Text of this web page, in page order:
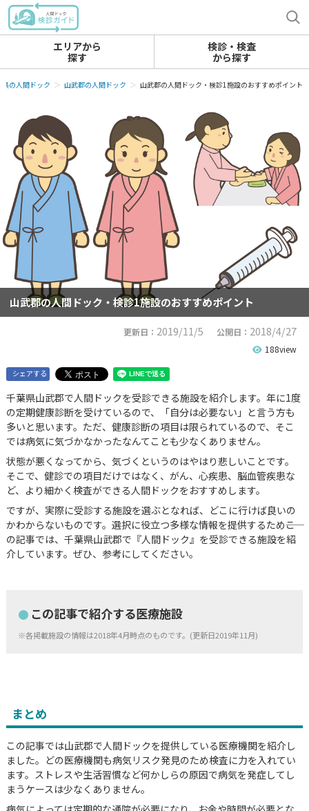
エリアから
探す
検診・検査
から探す
県の人間ドック 山武郡の人間ドック 山武郡の人間ドック・検診1施設のおすすめポイント
山武郡の人間ドック・検診1施設のおすすめポイント
更新日： 2019/11/5 公開日： 2018/4/27
188view
シェアする
千葉県山武郡で人間ドックを受診できる施設を紹介します。年に1度
の定期健康診断を受けているので、「自分は必要ない」と言う方も
多いと思います。ただ、健康診断の項目は限られているので、そこ
では病気に気づかなかったなんてことも少なくありません。
状態が悪くなってから、気づくというのはやはり悲しいことです。
そこで、健診での項目だけではなく、がん、心疾患、脳血管疾患な
ど、より細かく検査ができる人間ドックをおすすめします。
ですが、実際に受診する施設を選ぶとなれば、どこに行けば良いの
かわからないものです。選択に役立つ多様な情報を提供するため――こ
の記事では、千葉県山武郡で『人間ドック』を受診できる施設を紹
介しています。ぜひ、参考にしてください。
この記事で紹介する医療施設
※各掲載施設の情報は2018年4月時点のものです。(更新日2019年11月)
まとめ
この記事では山武郡で人間ドックを提供している医療機関を紹介し
ました。どの医療機関も病気リスク発見のため検査に力を入れてい
ます。ストレスや生活習慣など何かしらの原因で病気を発症してし
まうケースは少なくありません。